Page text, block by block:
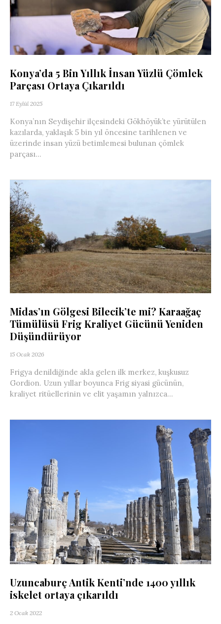
Konya’da 5 Bin Yıllık İnsan Yüzlü Çömlek
Parçası Ortaya Çıkarıldı
17 Eylül 2025
Konya’nın Seydişehir ilçesindeki Gökhöyük’te yürütülen
kazılarda, yaklaşık 5 bin yıl öncesine tarihlenen ve
üzerinde insan yüzü betimlemesi bulunan çömlek
parçası...
Midas’ın Gölgesi Bilecik’te mi? Karaağaç
Tümülüsü Frig Kraliyet Gücünü Yeniden
Düşündürüyor
15 Ocak 2026
Frigya denildiğinde akla gelen ilk merkez, kuşkusuz
Gordion. Uzun yıllar boyunca Frig siyasi gücünün,
kraliyet ritüellerinin ve elit yaşamın yalnızca...
Uzuncaburç Antik Kenti’nde 1400 yıllık
iskelet ortaya çıkarıldı
2 Ocak 2022